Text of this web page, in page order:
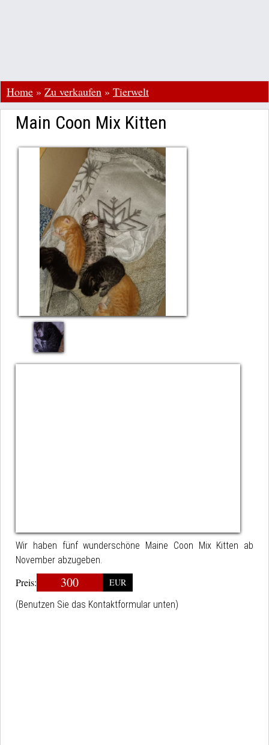
Home » Zu verkaufen » Tierwelt
Main Coon Mix Kitten
Wir haben fünf wunderschöne Maine Coon Mix Kitten ab
November abzugeben.
Preis: 300
EUR
(Benutzen Sie das Kontaktformular unten)